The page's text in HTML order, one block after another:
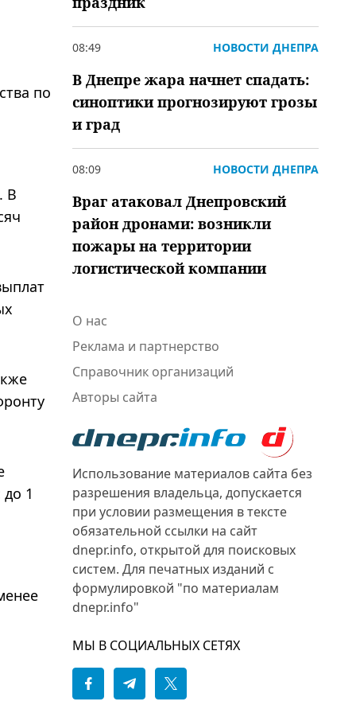
по
В
1
08:49 НОВОСТИ ДНЕПРА
В Днепре жара начнет спадать:
синоптики прогнозируют грозы
и град
08:09 НОВОСТИ ДНЕПРА
Враг атаковал Днепровский
район дронами: возникли
пожары на территории
логистической компании
О нас
Реклама и партнерство
Справочник организаций
Авторы сайта
Использование материалов сайта без
разрешения владельца, допускается
при условии размещения в тексте
обязательной ссылки на сайт
dnepr.info, открытой для поисковых
систем. Для печатных изданий с
формулировкой "по материалам
dnepr.info"
МЫ В СОЦИАЛЬНЫХ СЕТЯХ